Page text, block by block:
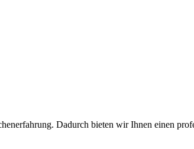
Dadurch bieten wir Ihnen einen